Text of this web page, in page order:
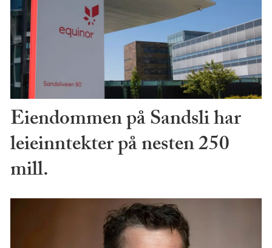
Eiendommen på Sandsli har
leieinntekter på nesten 250
mill.